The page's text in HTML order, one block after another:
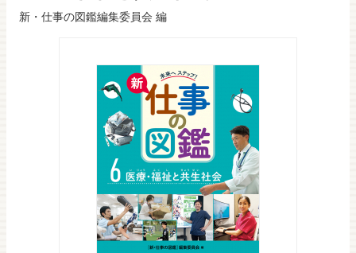
新・仕事の図鑑編集委員会 編